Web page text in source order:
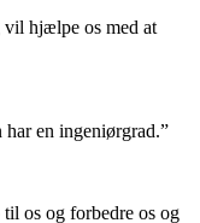
vil hjælpe os med at
har en ingeniørgrad.”
os og forbedre os og